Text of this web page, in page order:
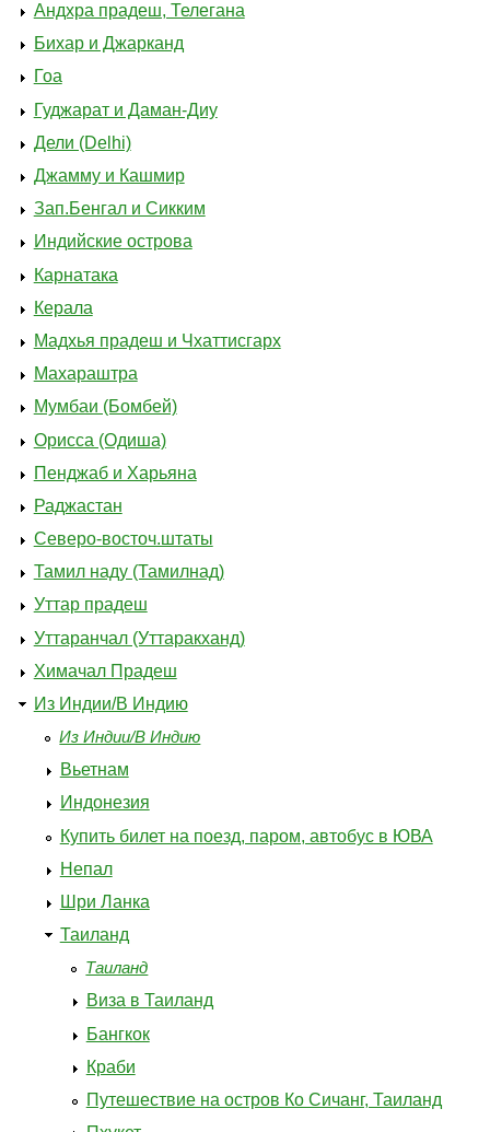
Андхра прадеш, Телегана
Бихар и Джарканд
Гоа
Гуджарат и Даман-Диу
Дели (Delhi)
Джамму и Кашмир
Зап.Бенгал и Сикким
Индийские острова
Карнатака
Керала
Мадхья прадеш и Чхаттисгарх
Махараштра
Мумбаи (Бомбей)
Орисса (Одиша)
Пенджаб и Харьяна
Раджастан
Северо-восточ.штаты
Тамил наду (Тамилнад)
Уттар прадеш
Уттаранчал (Уттаракханд)
Химачал Прадеш
Из Индии/В Индию
Из Индии/В Индию
Вьетнам
Индонезия
Купить билет на поезд, паром, автобус в ЮВА
Непал
Шри Ланка
Таиланд
Таиланд
Виза в Таиланд
Бангкок
Краби
Путешествие на остров Ко Сичанг, Таиланд